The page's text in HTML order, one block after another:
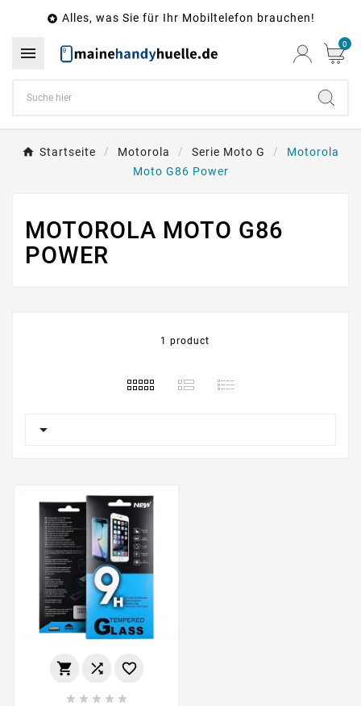
 Alles, was Sie für Ihr Mobiltelefon brauchen!
 0
Startseite Motorola Serie Moto G
Motorola
Moto G86 Power
MOTOROLA MOTO G86
POWER
1 product

  
    